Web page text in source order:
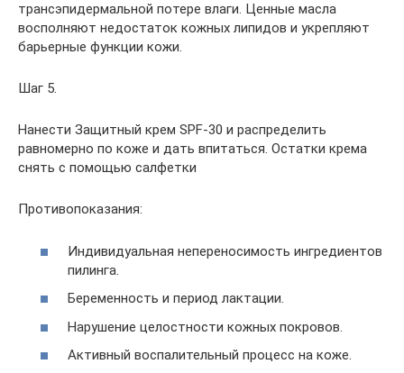
трансэпидермальной потере влаги. Ценные масла
восполняют недостаток кожных липидов и укрепляют
барьерные функции кожи.
Шаг 5.
Нанести Защитный крем SPF-30 и распределить
равномерно по коже и дать впитаться. Остатки крема
снять с помощью салфетки
Противопоказания:
Индивидуальная непереносимость ингредиентов
пилинга.
Беременность и период лактации.
Нарушение целостности кожных покровов.
Активный воспалительный процесс на коже.